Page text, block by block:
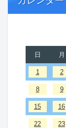
日 月
1 2
8 9
15 16
22 23